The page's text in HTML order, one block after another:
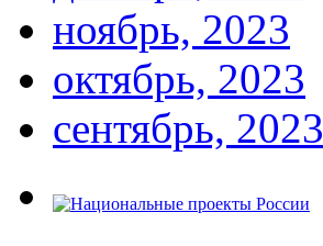
ноябрь, 2023
октябрь, 2023
сентябрь, 2023